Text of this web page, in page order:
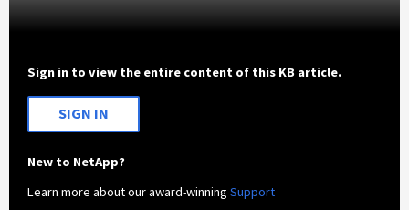
Sign in to view the entire content of this KB article.
SIGN IN
New to NetApp?
Learn more about our award-winningSupport